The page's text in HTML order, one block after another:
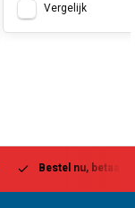
Vergelijk
Bestel nu, betaal